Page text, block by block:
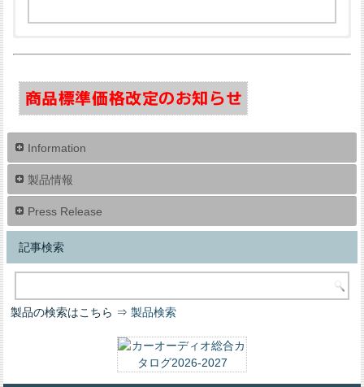
GOLDHORN
RS Audio
ZR Speaker Lab
Tchernov Cable
DrARTEX
ES Sound System
ドライブレコーダー
Information
製品情報
Press Release
記事検索
製品の検索はこちら ⇒製品検索